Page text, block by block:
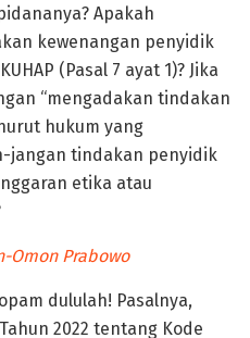
Apakah
kewenangan penyidik
(Pasal 7 ayat 1)? Jika
“mengadakan tindakan
hukum yang
jangan tindakan penyidik
etika atau
Omon Prabowo
dululah! Pasalnya,
2022 tentang Kode